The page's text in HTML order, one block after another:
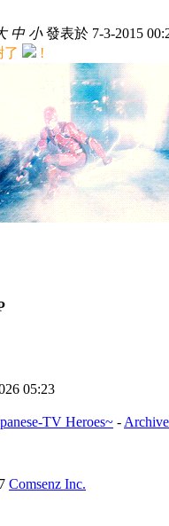
中 小發表於 7-3-2015
了
!
05:23
TV Heroes~ -
Comsenz Inc.